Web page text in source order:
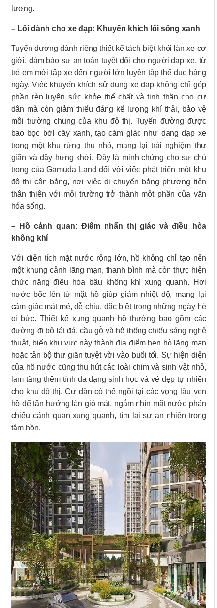
lượng.
– Lối dành cho xe đạp: Khuyến khích lối sống xanh
Tuyến đường dành riêng thiết kế tách biệt khỏi làn xe cơ
giới, đảm bảo sự an toàn tuyệt đối cho người đạp xe, từ
trẻ em mới tập xe đến người lớn luyện tập thể dục hàng
ngày. Việc khuyến khích sử dụng xe đạp không chỉ góp
phần rèn luyện sức khỏe thể chất và tinh thần cho cư
dân mà còn giảm thiểu đáng kể lượng khí thải, bảo vệ
môi trường chung của khu đô thị. Tuyến đường được
bao bọc bởi cây xanh, tạo cảm giác như đang đạp xe
trong một khu rừng thu nhỏ, mang lại trải nghiệm thư
giãn và đầy hứng khởi. Đây là minh chứng cho sự chú
trọng của Gamuda Land đối với việc phát triển một khu
đô thị cân bằng, nơi việc di chuyển bằng phương tiện
thân thiện với môi trường trở thành một phần của văn
hóa sống.
– Hồ cảnh quan: Điểm nhấn thị giác và điều hòa
không khí
Với diện tích mặt nước rộng lớn, hồ không chỉ tạo nên
một khung cảnh lãng mạn, thanh bình mà còn thực hiện
chức năng điều hòa bầu không khí xung quanh. Hơi
nước bốc lên từ mặt hồ giúp giảm nhiệt độ, mang lại
cảm giác mát mẻ, dễ chịu, đặc biệt trong những ngày hè
oi bức. Thiết kế xung quanh hồ thường bao gồm các
đường đi bộ lát đá, cầu gỗ và hệ thống chiếu sáng nghệ
thuật, biến khu vực này thành địa điểm hẹn hò lãng mạn
hoặc tản bộ thư giãn tuyệt vời vào buổi tối. Sự hiện diện
của hồ nước cũng thu hút các loài chim và sinh vật nhỏ,
làm tăng thêm tính đa dạng sinh học và vẻ đẹp tự nhiên
cho khu đô thị. Cư dân có thể ngồi tại các vọng lâu ven
hồ để tận hưởng làn gió mát, ngắm nhìn mặt nước phản
chiếu cảnh quan xung quanh, tìm lại sự an nhiên trong
tâm hồn.